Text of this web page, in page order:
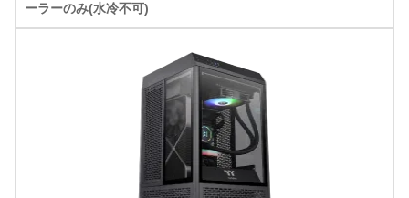
ーラーのみ(水冷不可)